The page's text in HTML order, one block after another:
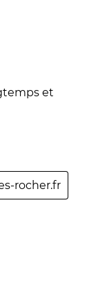
et
rocher.fr